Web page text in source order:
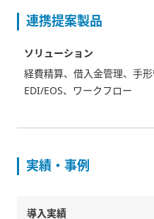
連携提案製品
ソリューション
経費精算、借入金管理、手
EDI/EOS、ワークフロー
実績・事例
導入実績